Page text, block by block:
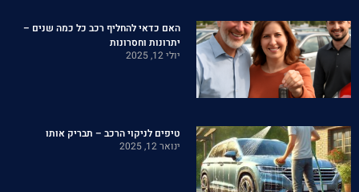
האם כדאי להחליף רכב כל כמה שנים –
יתרונות וחסרונות
יולי 12, 2025
טיפים לניקוי הרכב – תבריק אותו
ינואר 12, 2025